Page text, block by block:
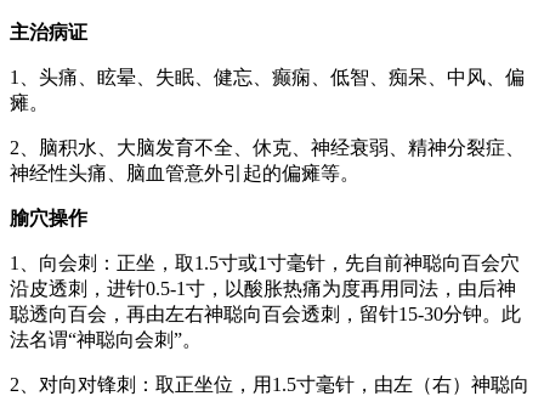
主治病证
1、头痛、眩晕、失眠、健忘、癫痫、低智、痴呆、中风、偏
瘫。
2、脑积水、大脑发育不全、休克、神经衰弱、精神分裂症、
神经性头痛、脑血管意外引起的偏瘫等。
腧穴操作
1、向会刺：正坐，取1.5寸或1寸毫针，先自前神聪向百会穴
沿皮透刺，进针0.5-1寸，以酸胀热痛为度再用同法，由后神
聪透向百会，再由左右神聪向百会透刺，留针15-30分钟。此
法名谓“神聪向会刺”。
2、对向对锋刺：取正坐位，用1.5寸毫针，由左（右）神聪向